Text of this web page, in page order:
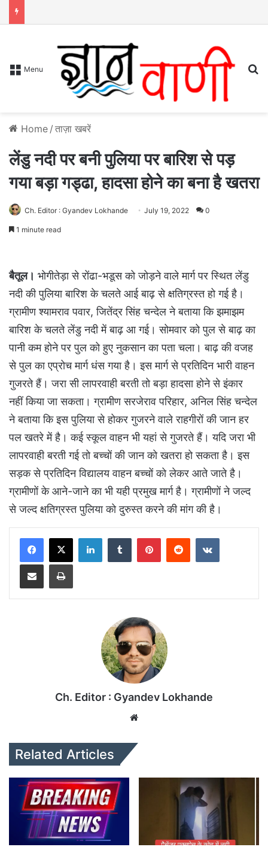
Menu
Home / ताज़ा खबरें
लेंडु नदी पर बनी पुलिया पर बारिश से पड़
गया बड़ा गड्ढा, हादसा होने का बना है खतरा
Ch. Editor : Gyandev Lokhande July 19, 2022 0
1 minute read
बैतूल। भोगीतेड़ा से रोंढा-भडूस को जोड़ने वाले मार्ग पर स्थित लेंडु
नदी की पुलिया बारिश के चलते आई बाढ़ से क्षतिग्रस्त हो गई है।
ग्रामीण श्यामराव पवार, जितेंद्र सिंह चन्देल ने बताया कि झमाझम
बारिश के चलते लेंडु नदी में बाढ़ आ गई। सोमवार को पुल से बाढ़ का
पानी कम होने पर पुल को हुए नुकसान का पता चला। बाढ़ की वजह
से पुल का एप्रोच मार्ग धंस गया है। इस मार्ग से प्रतिदिन भारी वाहन
गुजरते हैं। जरा सी लापरवाही बरती तो बड़ा हादसा होने से इंकार
नहीं किया जा सकता। ग्रामीण सरजेराव परिहार, अनिल सिंह चन्देल
ने बताया कि इस पुलिया से होकर गुजरने वाले राहगीरों की जान हर
पल खतरे में है। कई स्कूल वाहन भी यहां से गुजरते हैं। यदि जरा भी
लापरवाही बरती गई तो बच्चों की जान को खतरा हो सकता है। इस
सड़क से प्रतिदिन विद्यालय वाहन बच्चों को लेकर आते जाते है।
ग्रामीणों के आने-जाने का भी यही प्रमुख मार्ग है। ग्रामीणों ने जल्द
से जल्द क्षतिग्रस्त पुलिया को दुरुस्त करने की मांग की है।
Ch. Editor : Gyandev Lokhande
Related Articles